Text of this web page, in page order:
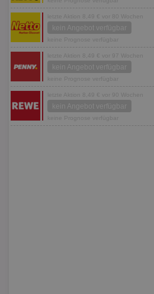
letzte Aktion 8,49 € vor 80 Wochen
kein Angebot verfügbar
keine Prognose verfügbar
letzte Aktion 8,49 € vor 97 Wochen
kein Angebot verfügbar
keine Prognose verfügbar
letzte Aktion 8,49 € vor 90 Wochen
kein Angebot verfügbar
keine Prognose verfügbar